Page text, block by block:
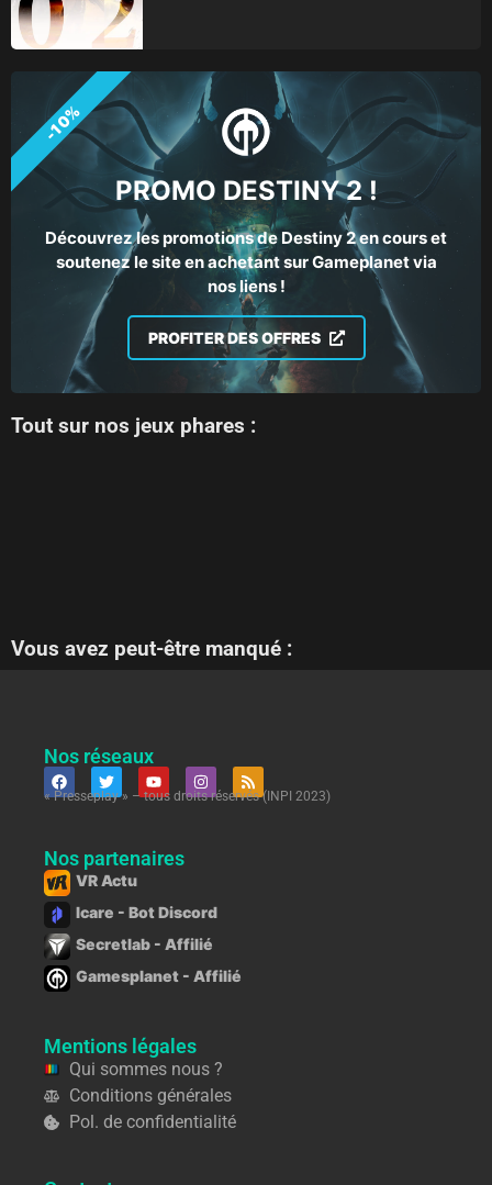
PROMO DESTINY 2 !
Découvrez les promotions de Destiny 2 en cours et
soutenez le site en achetant sur Gameplanet via
nos liens !
PROFITER DES OFFRES
-10%
Tout sur nos jeux phares :
Vous avez peut-être manqué :
Nos réseaux
« Presseplay » – tous droits réservés (INPI 2023)
Nos partenaires
VR Actu
Icare - Bot Discord
Secretlab - Affilié
Gamesplanet - Affilié
Mentions légales
Qui sommes nous ?
Conditions générales
Pol. de confidentialité